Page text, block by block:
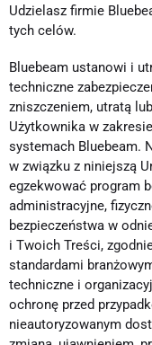
Udzielasz firmie
tych celów.
Bluebeam ustanowi i
techniczne
zniszczeniem, utratą
Użytkownika w
systemach Bluebeam.
w związku z niniejszą
egzekwować program
administracyjne,
bezpieczeństwa w
i Twoich Treści,
standardami
techniczne i
ochronę przed
nieautoryzowanym